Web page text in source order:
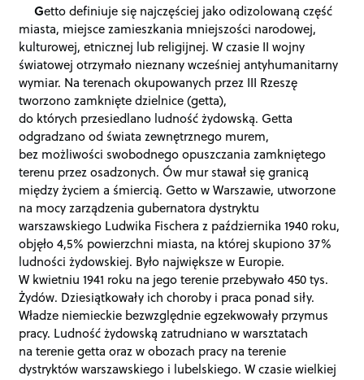
Getto definiuje się najczęściej jako odizolowaną część
miasta, miejsce zamieszkania mniejszości narodowej,
kulturowej, etnicznej lub religijnej. W czasie II wojny
światowej otrzymało nieznany wcześniej antyhumanitarny
wymiar. Na terenach okupowanych przez III Rzeszę
tworzono zamknięte dzielnice (getta),
do których przesiedlano ludność żydowską. Getta
odgradzano od świata zewnętrznego murem,
bez możliwości swobodnego opuszczania zamkniętego
terenu przez osadzonych. Ów mur stawał się granicą
między życiem a śmiercią. Getto w Warszawie, utworzone
na mocy zarządzenia gubernatora dystryktu
warszawskiego Ludwika Fischera z października 1940 roku,
objęło 4,5% powierzchni miasta, na której skupiono 37%
ludności żydowskiej. Było największe w Europie.
W kwietniu 1941 roku na jego terenie przebywało 450 tys.
Żydów. Dziesiątkowały ich choroby i praca ponad siły.
Władze niemieckie bezwzględnie egzekwowały przymus
pracy. Ludność żydowską zatrudniano w warsztatach
na terenie getta oraz w obozach pracy na terenie
dystryktów warszawskiego i lubelskiego. W czasie wielkiej